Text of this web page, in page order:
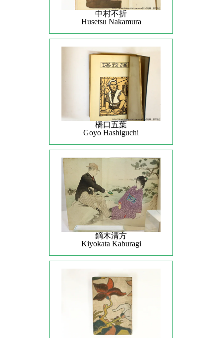
中村不折
Husetsu Nakamura
橋口五葉
Goyo Hashiguchi
鏑木清方
Kiyokata Kaburagi